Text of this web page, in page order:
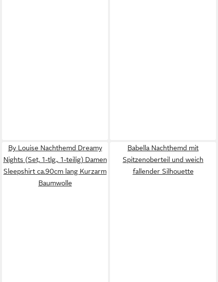
By Louise Nachthemd Dreamy
Nights (Set, 1-tlg., 1-teilig) Damen
Sleepshirt ca.90cm lang Kurzarm
Baumwolle
Babella Nachthemd mit
Spitzenoberteil und weich
fallender Silhouette